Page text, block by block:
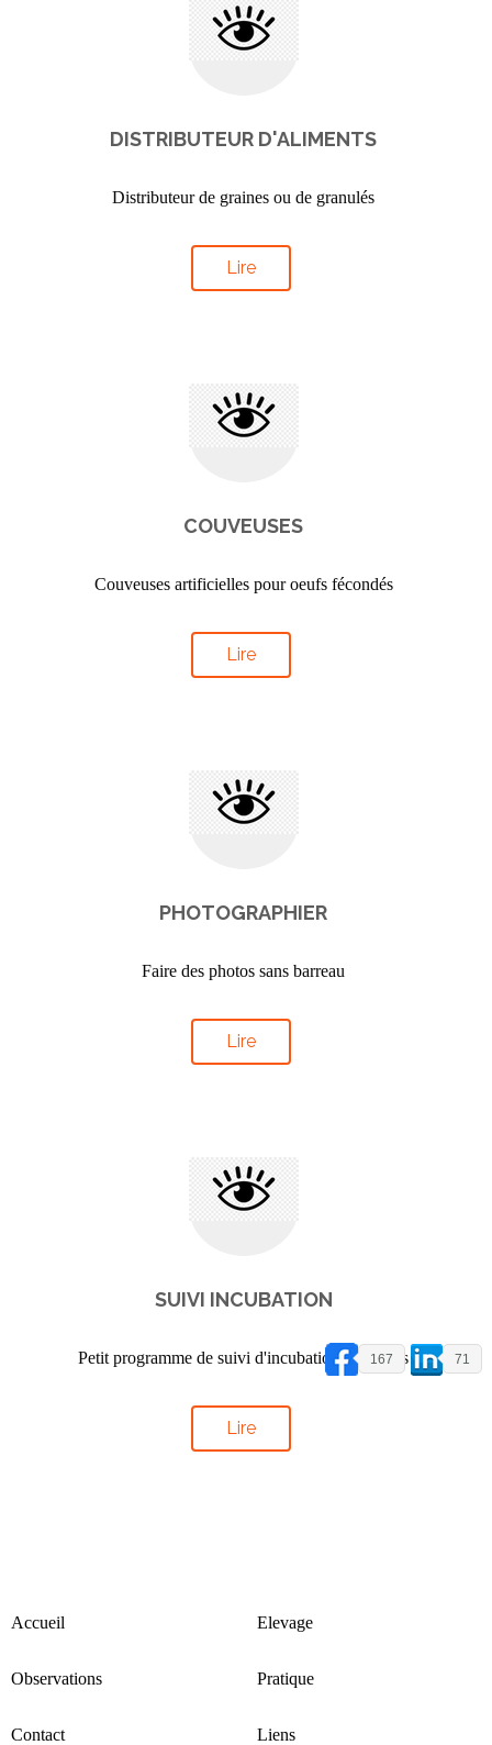
167 71
DISTRIBUTEUR D'ALIMENTS
Distributeur de graines ou de granulés
Lire
COUVEUSES
Couveuses artificielles pour oeufs fécondés
Lire
PHOTOGRAPHIER
Faire des photos sans barreau
Lire
SUIVI INCUBATION
Petit programme de suivi d'incubation des oeufs
Lire
Accueil Elevage
Observations Pratique
Contact Liens